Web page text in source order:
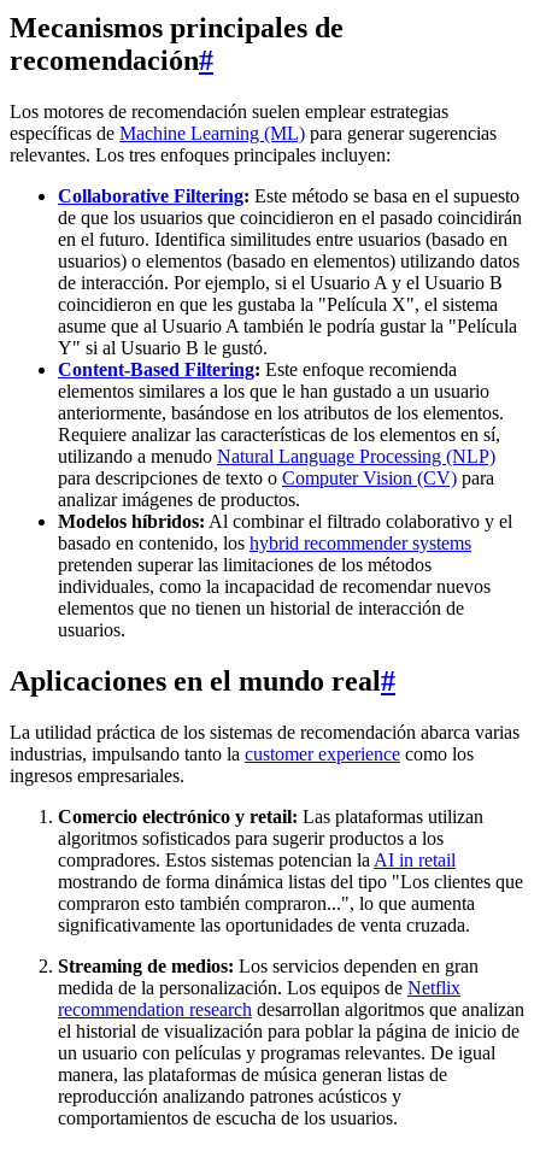
Mecanismos principales de
recomendación#
Los motores de recomendación suelen emplear estrategias
específicas de Machine Learning (ML) para generar sugerencias
relevantes. Los tres enfoques principales incluyen:
Collaborative Filtering: Este método se basa en el supuesto
de que los usuarios que coincidieron en el pasado coincidirán
en el futuro. Identifica similitudes entre usuarios (basado en
usuarios) o elementos (basado en elementos) utilizando datos
de interacción. Por ejemplo, si el Usuario A y el Usuario B
coincidieron en que les gustaba la "Película X", el sistema
asume que al Usuario A también le podría gustar la "Película
Y" si al Usuario B le gustó.
Content-Based Filtering: Este enfoque recomienda
elementos similares a los que le han gustado a un usuario
anteriormente, basándose en los atributos de los elementos.
Requiere analizar las características de los elementos en sí,
utilizando a menudo Natural Language Processing (NLP)
para descripciones de texto o Computer Vision (CV) para
analizar imágenes de productos.
Modelos híbridos: Al combinar el filtrado colaborativo y el
basado en contenido, los hybrid recommender systems
pretenden superar las limitaciones de los métodos
individuales, como la incapacidad de recomendar nuevos
elementos que no tienen un historial de interacción de
usuarios.
Aplicaciones en el mundo real#
La utilidad práctica de los sistemas de recomendación abarca varias
industrias, impulsando tanto la customer experience como los
ingresos empresariales.
Comercio electrónico y retail: Las plataformas utilizan
algoritmos sofisticados para sugerir productos a los
compradores. Estos sistemas potencian la AI in retail
mostrando de forma dinámica listas del tipo "Los clientes que
compraron esto también compraron...", lo que aumenta
significativamente las oportunidades de venta cruzada.
Streaming de medios: Los servicios dependen en gran
medida de la personalización. Los equipos de Netflix
recommendation research desarrollan algoritmos que analizan
el historial de visualización para poblar la página de inicio de
un usuario con películas y programas relevantes. De igual
manera, las plataformas de música generan listas de
reproducción analizando patrones acústicos y
comportamientos de escucha de los usuarios.